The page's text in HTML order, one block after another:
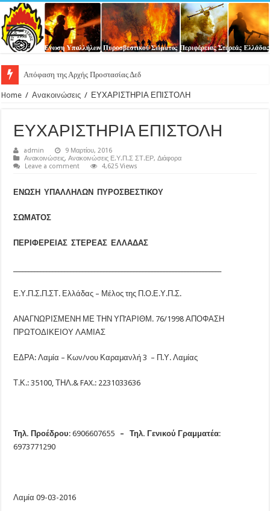
Απόφαση της Αρχής Προστασίας Δεδομένων Προσωπικού Χαρακτ
Home / Ανακοινώσεις / ΕΥΧΑΡΙΣΤΗΡΙΑ ΕΠΙΣΤΟΛΗ
ΕΥΧΑΡΙΣΤΗΡΙΑ ΕΠΙΣΤΟΛΗ
admin
9 Μαρτίου, 2016
Ανακοινώσεις,Ανακοινώσεις Ε.Υ.Π.Σ ΣΤ.ΕΡ,Διάφορα
Leave a comment
4,625 Views
ΕΝΩΣΗ ΥΠΑΛΛΗΛΩΝ ΠΥΡΟΣΒΕΣΤΙΚΟΥ
ΣΩΜΑΤΟΣ
ΠΕΡΙΦΕΡΕΙΑΣ ΣΤΕΡΕΑΣ ΕΛΛΑΔΑΣ
Ε.Υ.Π.Σ.Π.ΣΤ. Ελλάδας – Μέλος της Π.Ο.Ε.Υ.Π.Σ.
ΑΝΑΓΝΩΡΙΣΜΕΝΗ ΜΕ ΤΗΝ ΥΠ’ΑΡΙΘΜ. 76/1998 ΑΠΟΦΑΣΗ
ΠΡΩΤΟΔΙΚΕΙΟΥ ΛΑΜΙΑΣ
ΕΔΡΑ: Λαμία – Κων/νου Καραμανλή 3 – Π.Υ. Λαμίας
Τ.Κ.: 35100, ΤΗΛ.& FAX.: 2231033636
Τηλ. Προέδρου: 6906607655 – Τηλ. Γενικού Γραμματέα:
6973771290
Λαμία 09-03-2016